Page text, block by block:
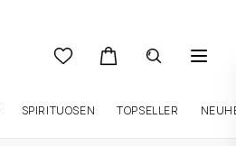
SPIRITUOSEN TOPSELLER